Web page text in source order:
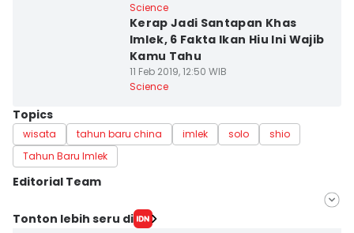
Science
Kerap Jadi Santapan Khas
Imlek, 6 Fakta Ikan Hiu Ini Wajib
Kamu Tahu
11 Feb 2019, 12:50 WIB
Science
Topics
wisata tahun baru china imlek solo
shio
Tahun Baru Imlek
Editorial Team
Editor
Tonton lebih seru di